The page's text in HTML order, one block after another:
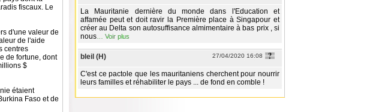
fiscaux. Le
d'une valeur de
de l'aide
centres
de fortune, dont
$
étaient
Faso et de
La Mauritanie dernière du monde dans l'Education et
affamée peut et doit ravir la Première place à Singapour et
créer au Delta son autosuffisance almimentaire à bas prix , si
nous
Voir plus
bleil (H) 27/04/2020 16:08
C'est ce pactole que les mauritaniens cherchent pour nourrir
leurs familles et réhabiliter le pays ... de fond en comble !